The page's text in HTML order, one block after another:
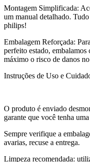
Montagem Simplificada:
um manual detalhado.
philips!
Embalagem Reforçada:
perfeito estado,
máximo o risco de danos
Instruções de Uso e
O produto é enviado
garante que você tenha
Sempre verifique a
avarias, recuse a entrega.
Limpeza recomendada: